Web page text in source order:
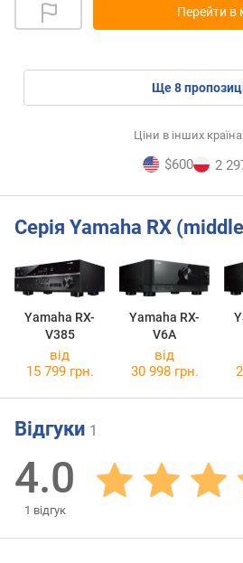
Перейти в
ще8
Ціни в інших
$600 2
Серія Yamaha RX
Yamaha RX-
V385
Yamaha RX-
V6A
від
15 799 грн.
від
30 998 грн.
Відгуки 1
4.0
1 відгук